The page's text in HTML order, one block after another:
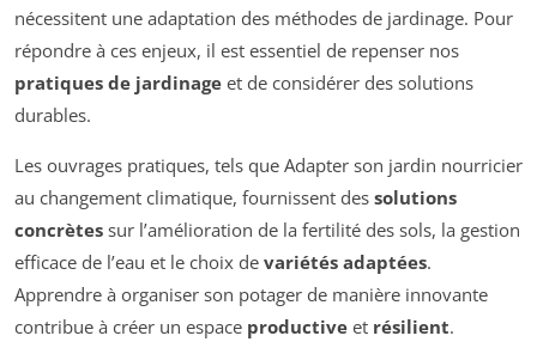
nécessitent une adaptation des méthodes de jardinage. Pour
répondre à ces enjeux, il est essentiel de repenser nos
pratiques de jardinage et de considérer des solutions
durables.
Les ouvrages pratiques, tels que Adapter son jardin nourricier
au changement climatique, fournissent des solutions
concrètes sur l’amélioration de la fertilité des sols, la gestion
efficace de l’eau et le choix de variétés adaptées.
Apprendre à organiser son potager de manière innovante
contribue à créer un espace productive et résilient.